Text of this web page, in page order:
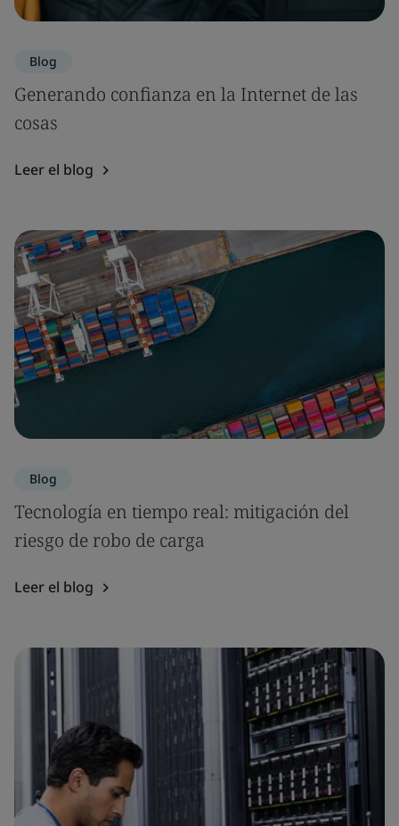
Blog
Generando confianza en la Internet de las
cosas
Leer el blog
Blog
Tecnología en tiempo real: mitigación del
riesgo de robo de carga
Leer el blog